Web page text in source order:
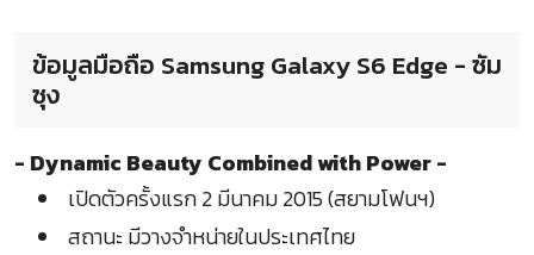
ข้อมูลมือถือ Samsung Galaxy S6 Edge - ซัม
ซุง
- Dynamic Beauty Combined with Power -
เปิดตัวครั้งแรก 2 มีนาคม 2015 (สยามโฟนฯ)
สถานะ มีวางจำหน่ายในประเทศไทย